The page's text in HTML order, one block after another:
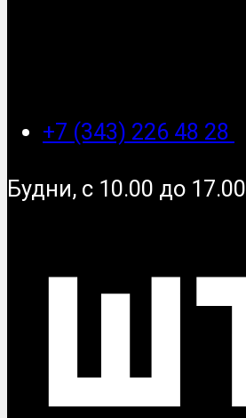
+7 (343) 226 48 28
Будни, с 10.00 до 17.00